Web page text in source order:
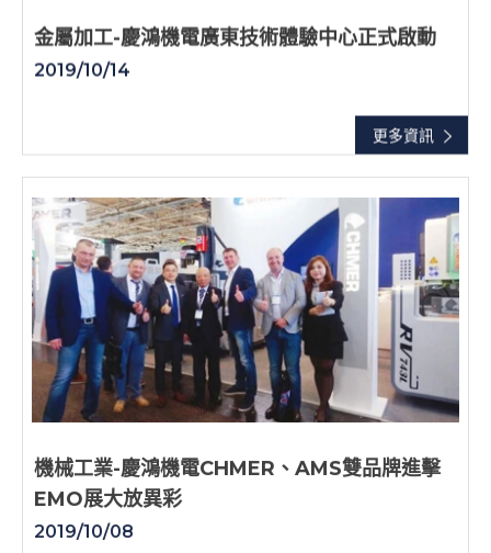
更多資訊
金屬加工-慶鴻機電廣東技術體驗中心正式啟動
2019/10/14
機械工業-慶鴻機電CHMER、AMS雙品牌進擊
EMO展大放異彩
2019/10/08